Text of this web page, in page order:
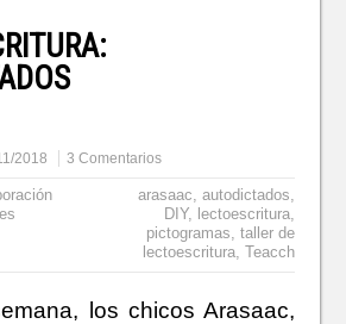
2018 3 Comentarios
arasaac,autodictados,
DIY, lectoescritura,
pictogramas,taller de
lectoescritura,Teacch
los chicos Arasaac,